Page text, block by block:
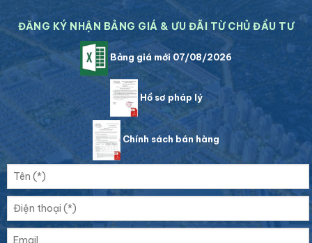
ĐĂNG KÝ NHẬN BẢNG GIÁ & ƯU ĐÃI TỪ CHỦ ĐẦU TƯ
Bảng giá mới 07/08/2026
Hồ sơ pháp lý
Chính sách bán hàng